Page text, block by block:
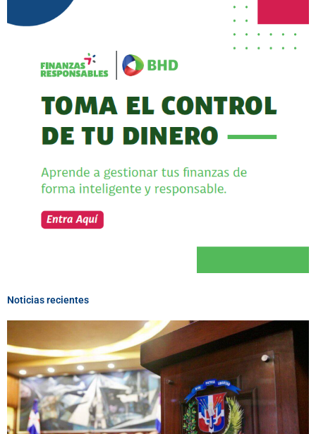
Noticias recientes